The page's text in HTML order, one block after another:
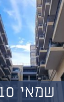
שמאי 10